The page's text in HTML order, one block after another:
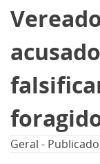
Geral
Cidades
Política
Opinião
Informe especial
por:
Geral -